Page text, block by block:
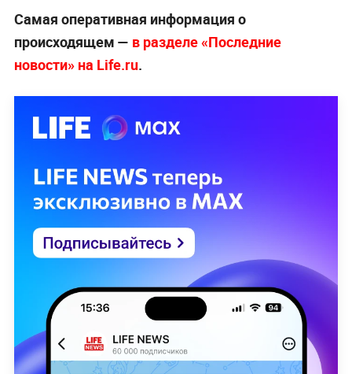
Самая оперативная информация о
происходящем — в разделе «Последние
новости» на Life.ru.